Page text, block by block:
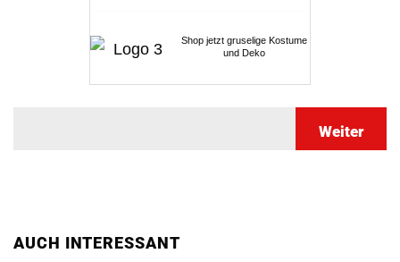
Shop jetzt gruselige Kostume
und Deko
Weiter
AUCH INTERESSANT